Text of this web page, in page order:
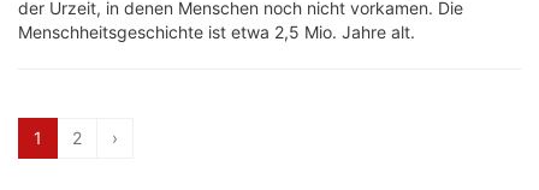
der Urzeit, in denen Menschen noch nicht vorkamen. Die
Menschheitsgeschichte ist etwa 2,5 Mio. Jahre alt.
1 2 ›